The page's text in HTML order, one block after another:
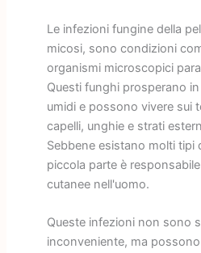
Le infezioni fungine della
micosi, sono condizioni
organismi microscopici
Questi funghi prosperano
umidi e possono vivere sui
capelli, unghie e strati
Sebbene esistano molti tipi
piccola parte è
cutanee nell'uomo.
Queste infezioni non sono
inconveniente, ma